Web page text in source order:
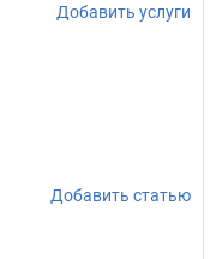
Добавить услуги
Добавить статью